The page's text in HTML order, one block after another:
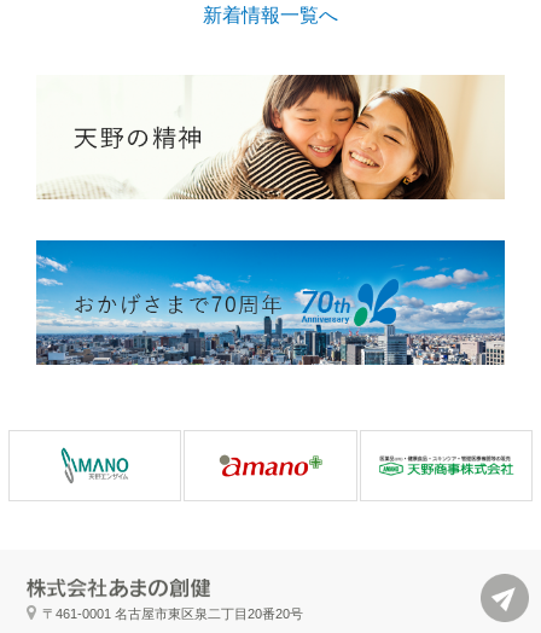
新着情報一覧へ
〒461-0001名古屋市東区泉二丁目20番20号